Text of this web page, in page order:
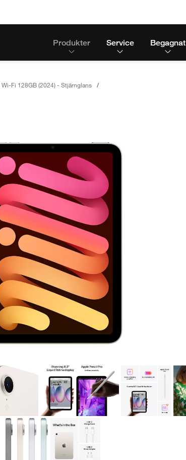
Produkter Service Begagnat
Fi 128GB (2024) - Stjärnglans